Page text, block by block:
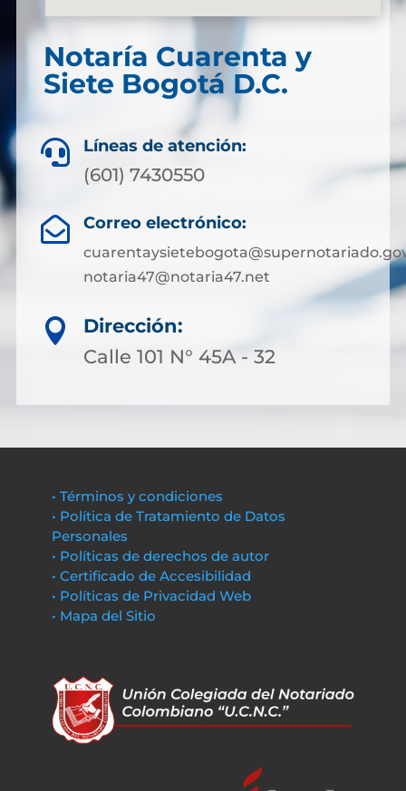
Notaría Cuarenta y
Siete Bogotá D.C.
 Líneas de atención:
(601) 7430550
 Correo electrónico:
notaria47@notaria47.net

Dirección:
Calle 101 N° 45A - 32
• Términos y condiciones
• Política de Tratamiento de Datos
Personales
• Políticas de derechos de autor
• Certificado de Accesibilidad
• Políticas de Privacidad Web
• Mapa del Sitio